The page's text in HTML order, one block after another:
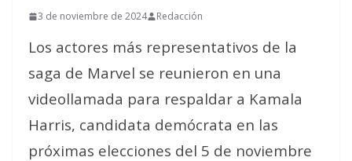
3 de noviembre de 2024 Redacción
Los actores más representativos de la
saga de Marvel se reunieron en una
videollamada para respaldar a Kamala
Harris, candidata demócrata en las
próximas elecciones del 5 de noviembre